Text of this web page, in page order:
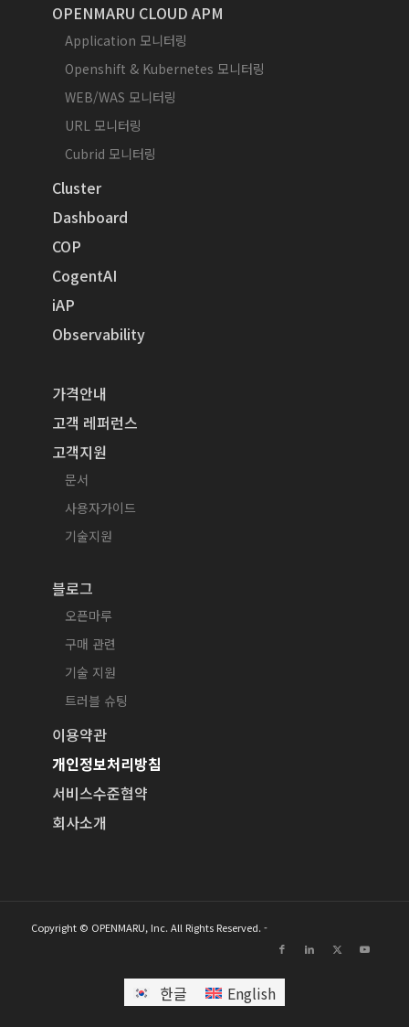
OPENMARU CLOUD APM
Application 모니터링
Openshift & Kubernetes 모니터링
WEB/WAS 모니터링
URL 모니터링
Cubrid 모니터링
Cluster
Dashboard
COP
CogentAI
iAP
Observability
가격안내
고객 레퍼런스
고객지원
문서
사용자가이드
기술지원
블로그
오픈마루
구매 관련
기술 지원
트러블 슈팅
이용약관
개인정보처리방침
서비스수준협약
회사소개
Copyright © OPENMARU, Inc. All Rights Reserved. -
한글 English